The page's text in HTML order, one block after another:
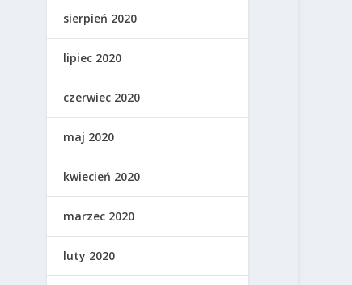
sierpień 2020
lipiec 2020
czerwiec 2020
maj 2020
kwiecień 2020
marzec 2020
luty 2020